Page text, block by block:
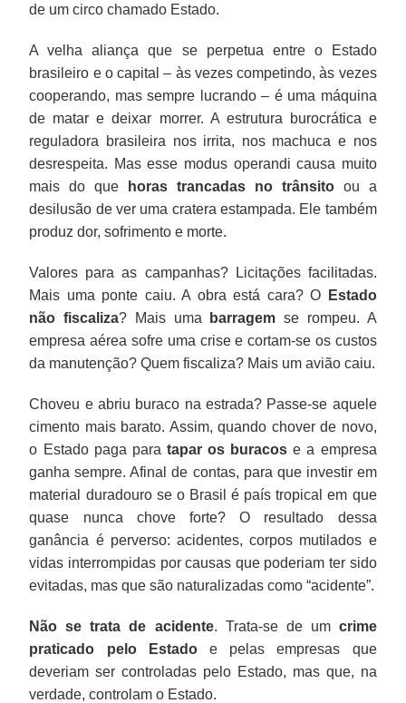
de um circo chamado Estado.
A velha aliança que se perpetua entre o Estado
brasileiro e o capital – às vezes competindo, às vezes
cooperando, mas sempre lucrando – é uma máquina
de matar e deixar morrer. A estrutura burocrática e
reguladora brasileira nos irrita, nos machuca e nos
desrespeita. Mas esse modus operandi causa muito
mais do que
horas trancadas no trânsitoou a
desilusão de ver uma cratera estampada. Ele também
produz dor, sofrimento e morte.
Valores para as campanhas? Licitações facilitadas.
Mais uma ponte caiu. A obra está cara? O
Estado
não fiscaliza? Mais uma barragem se rompeu. A
empresa aérea sofre uma crise e cortam-se os custos
da manutenção? Quem fiscaliza? Mais um avião caiu.
Choveu e abriu buraco na estrada? Passe-se aquele
cimento mais barato. Assim, quando chover de novo,
o Estado paga para tapar os buracos e a empresa
ganha sempre. Afinal de contas, para que investir em
material duradouro se o Brasil é país tropical em que
quase nunca chove forte? O resultado dessa
ganância é perverso: acidentes, corpos mutilados e
vidas interrompidas por causas que poderiam ter sido
evitadas, mas que são naturalizadas como “acidente”.
Não se trata de acidente. Trata-se de um crime
praticado pelo Estadoe pelas empresas que
deveriam ser controladas pelo Estado, mas que, na
verdade, controlam o Estado.